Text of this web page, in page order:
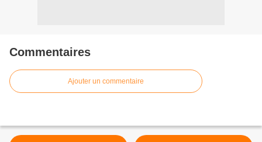
Commentaires
Ajouter un commentaire